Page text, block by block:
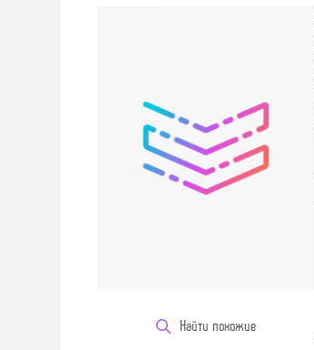
Найти похожие